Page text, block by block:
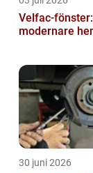
Velfac-
modernare
30 juni 2026